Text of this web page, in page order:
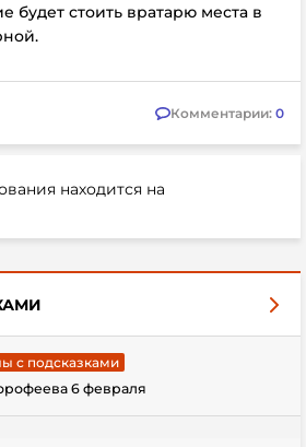
будет стоить вратарю места в
Комментарии: 0
находится на
с подсказками
6 февраля